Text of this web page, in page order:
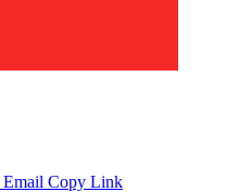
Email Copy Link